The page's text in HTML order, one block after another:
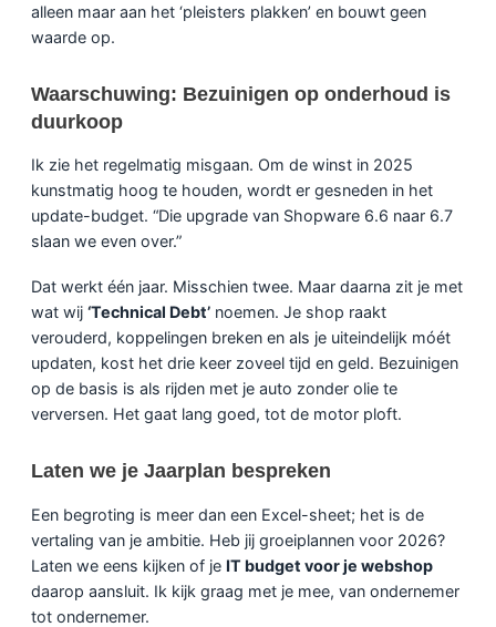
alleen maar aan het ‘pleisters plakken’ en bouwt geen
waarde op.
Waarschuwing: Bezuinigen op onderhoud is
duurkoop
Ik zie het regelmatig misgaan. Om de winst in 2025
kunstmatig hoog te houden, wordt er gesneden in het
update-budget. “Die upgrade van Shopware 6.6 naar 6.7
slaan we even over.”
Dat werkt één jaar. Misschien twee. Maar daarna zit je met
wat wij ‘Technical Debt’ noemen. Je shop raakt
verouderd, koppelingen breken en als je uiteindelijk móét
updaten, kost het drie keer zoveel tijd en geld. Bezuinigen
op de basis is als rijden met je auto zonder olie te
verversen. Het gaat lang goed, tot de motor ploft.
Laten we je Jaarplan bespreken
Een begroting is meer dan een Excel-sheet; het is de
vertaling van je ambitie. Heb jij groeiplannen voor 2026?
Laten we eens kijken of je IT budget voor je webshop
daarop aansluit. Ik kijk graag met je mee, van ondernemer
tot ondernemer.